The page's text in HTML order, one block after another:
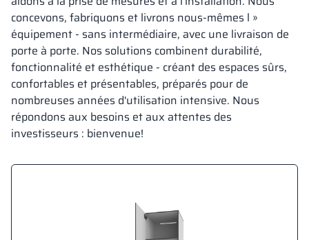
concevons, fabriquons et livrons nous-mêmes l »
équipement - sans intermédiaire, avec une livraison de
porte à porte. Nos solutions combinent durabilité,
fonctionnalité et esthétique - créant des espaces sûrs,
confortables et présentables, préparés pour de
nombreuses années d'utilisation intensive. Nous
répondons aux besoins et aux attentes des
investisseurs : bienvenue!